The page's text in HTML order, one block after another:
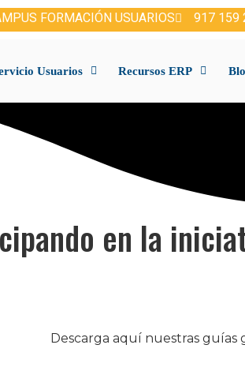
FORMACIÓN USUARIOS 917 159
Usuarios Recursos ERP
en la
Descarga aquí nuestras guías